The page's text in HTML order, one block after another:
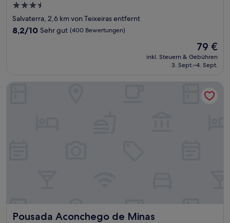
3.5-
Sterne-
Unterkunft
Salvaterra, 2,6 km von Teixeiras entfernt
8.2
Bewertungen)
8,2/10 Sehr gut (400 Bewertungen)
Der
Preis
beträgt
79 €
inkl. Steuern & Gebühren
3. Sept.–4. Sept.
Pousada Aconchego de Minas
Pousada Aconchego de Minas